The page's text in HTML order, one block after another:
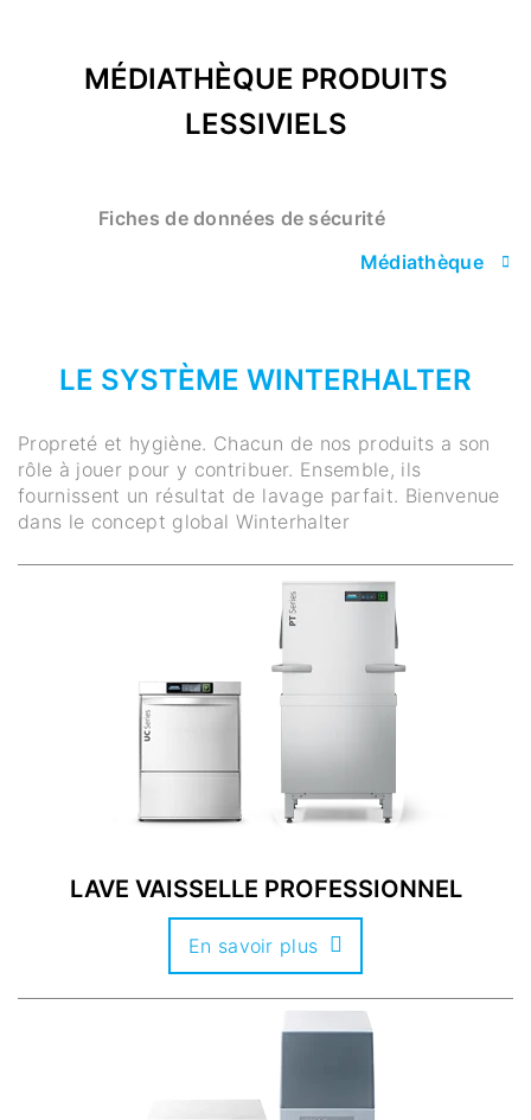
MÉDIATHÈQUE PRODUITS
LESSIVIELS
Fiches de données de sécurité
Médiathèque
LE SYSTÈME WINTERHALTER
Propreté et hygiène. Chacun de nos produits a son
rôle à jouer pour y contribuer. Ensemble, ils
fournissent un résultat de lavage parfait. Bienvenue
dans le concept global Winterhalter
LAVE VAISSELLE PROFESSIONNEL
En savoir plus